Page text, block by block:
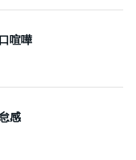
喧嘩
感